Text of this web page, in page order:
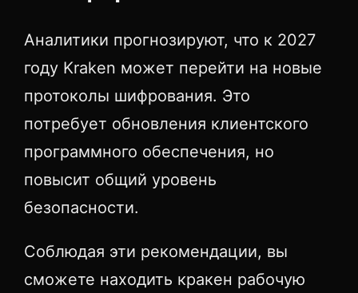
Аналитики прогнозируют, что к 2027
году Kraken может перейти на новые
протоколы шифрования. Это
потребует обновления клиентского
программного обеспечения, но
повысит общий уровень
безопасности.
Соблюдая эти рекомендации, вы
сможете находить кракен рабочую